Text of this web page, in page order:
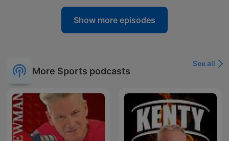
Show more episodes
More Sports podcasts
See all